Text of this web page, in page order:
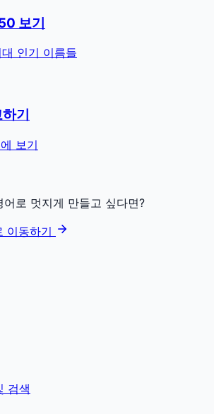
보기
인기 이름들
기
보기
로 멋지게 만들고 싶다면?
이동하기
검색